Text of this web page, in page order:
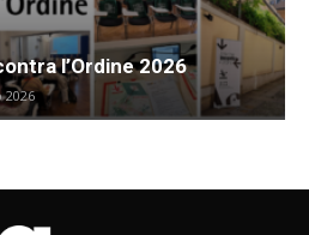
l’Ordine 2026
2026